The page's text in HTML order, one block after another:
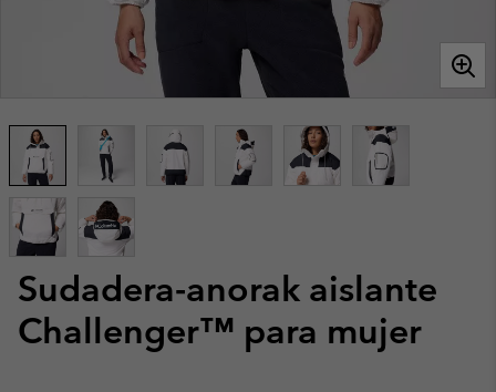
Sudadera-anorak aislante
Challenger™ para mujer